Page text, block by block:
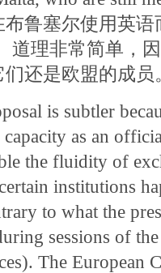
鲁塞尔使用英
道理非常简单，
还是欧盟的成员
is subtler
as an
the fluidity of
institutions
to what the
sessions of
The European